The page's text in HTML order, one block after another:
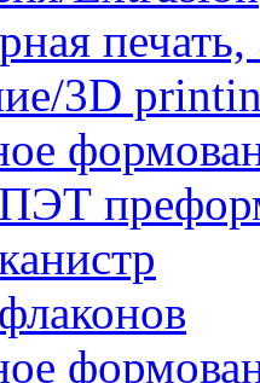
3D